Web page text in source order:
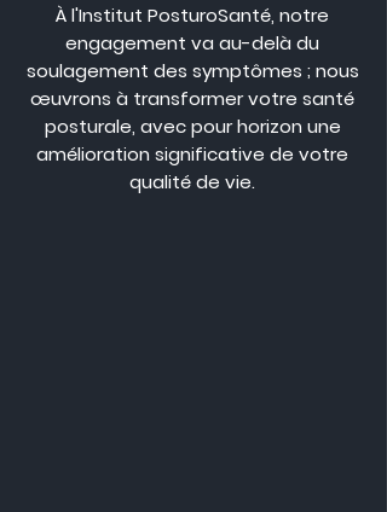
À l'Institut PosturoSanté, notre
engagement va au-delà du
soulagement des symptômes ; nous
œuvrons à transformer votre santé
posturale, avec pour horizon une
amélioration significative de votre
qualité de vie.